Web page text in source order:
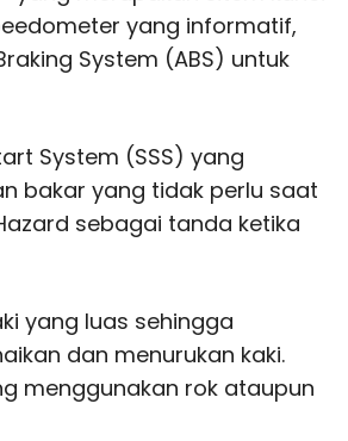
yang informatif,
System (ABS) untuk
System (SSS) yang
bakar yang tidak perlu saat
sebagai tanda ketika
yang luas sehingga
dan menurukan kaki.
menggunakan rok ataupun